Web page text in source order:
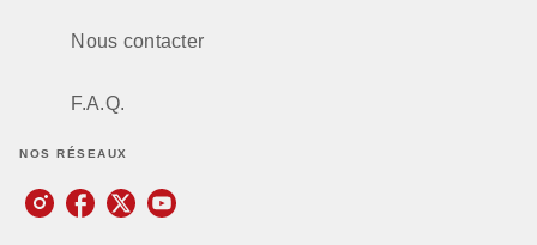
Nous contacter
F.A.Q.
NOS RÉSEAUX